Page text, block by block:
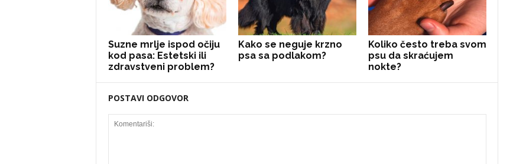
Suzne mrlje ispod očiju
kod pasa: Estetski ili
zdravstveni problem?
Kako se neguje krzno
psa sa podlakom?
Koliko često treba svom
psu da skraćujem
nokte?
POSTAVI ODGOVOR